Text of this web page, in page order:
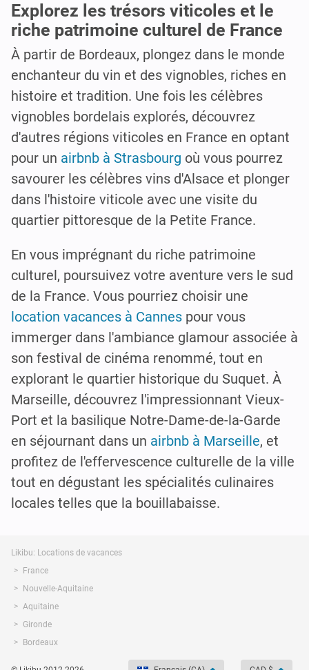
Explorez les trésors viticoles et le
riche patrimoine culturel de France
À partir de Bordeaux, plongez dans le monde
enchanteur du vin et des vignobles, riches en
histoire et tradition. Une fois les célèbres
vignobles bordelais explorés, découvrez
d'autres régions viticoles en France en optant
pour un airbnb à Strasbourg où vous pourrez
savourer les célèbres vins d'Alsace et plonger
dans l'histoire viticole avec une visite du
quartier pittoresque de la Petite France.
En vous imprégnant du riche patrimoine
culturel, poursuivez votre aventure vers le sud
de la France. Vous pourriez choisir une
location vacances à Cannes pour vous
immerger dans l'ambiance glamour associée à
son festival de cinéma renommé, tout en
explorant le quartier historique du Suquet. À
Marseille, découvrez l'impressionnant Vieux-
Port et la basilique Notre-Dame-de-la-Garde
en séjournant dans un airbnb à Marseille, et
profitez de l'effervescence culturelle de la ville
tout en dégustant les spécialités culinaires
locales telles que la bouillabaisse.
Likibu: Locations de vacances
France
Nouvelle-Aquitaine
Aquitaine
Gironde
Bordeaux